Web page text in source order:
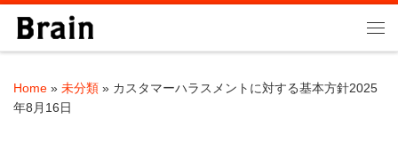
Skip to content
Home » 未分類 » カスタマーハラスメントに対する基本方針2025
年8月16日